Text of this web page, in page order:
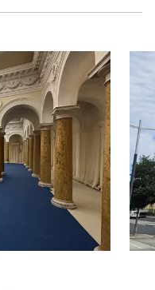
Ofﬁcepark Nähe